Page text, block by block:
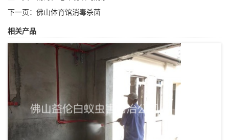
下一页： 佛山体育馆消毒杀菌
相关产品